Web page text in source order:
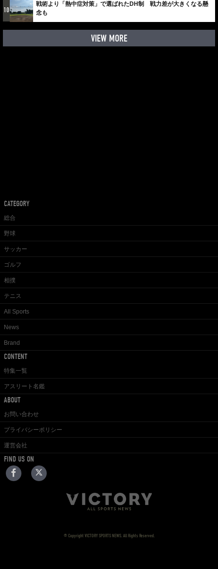
10
戦術より「熱中症対策」で選ばれたDH制 戦力差が大きくなる懸
念も
VIEW MORE
CATEGORY
総合
野球
サッカー
ゴルフ
相撲
テニス
All Sports
News
Brand
CONTENT
特集一覧
アスリート名鑑
ABOUT
お問い合わせ
プライバシーポリシー
運営会社
FIND US ON
© Copyright VICTORY SPORTS NEWS. All Rights Reserved.